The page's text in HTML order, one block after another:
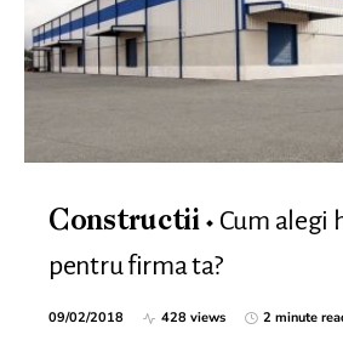
Constructii
Cum alegi
pentru firma ta?
09/02/2018 428 views 2 minute